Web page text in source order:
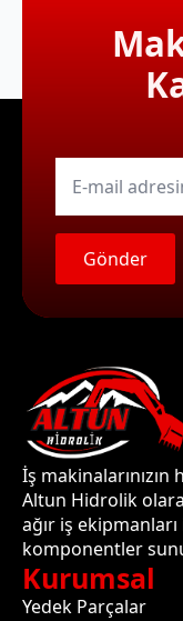
E-
mail
Gönder
İş
Altun Hidrolik
ağır iş
komponentler
Kurumsal
Yedek Parçalar